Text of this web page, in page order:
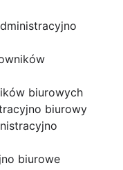
biurowych
biurowy
biurowe